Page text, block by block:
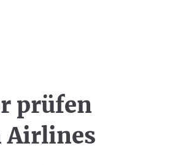
prüfen
Airlines